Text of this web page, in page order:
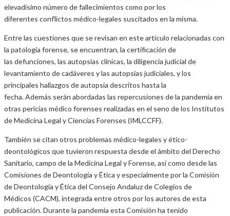
elevadísimo número de fallecimientos como por los
diferentes conflictos médico-legales suscitados en la misma.
Entre las cuestiones que se revisan en este artículo relacionadas con
la patología forense, se encuentran, la certificación de
las defunciones, las autopsias clínicas, la diligencia judicial de
levantamiento de cadáveres y las autopsias judiciales, y los
principales hallazgos de autopsia descritos hasta la
fecha. Además serán abordadas las repercusiones de la pandemia en
otras pericias médico forenses realizadas en el seno de los Institutos
de Medicina Legal y Ciencias Forenses (IMLCCFF).
También se citan otros problemas médico-legales y ético-
deontológicos que tuvieron respuesta desde el ámbito del Derecho
Sanitario, campo de la Medicina Legal y Forense, así como desde las
Comisiones de Deontología y Ética y especialmente por la Comisión
de Deontología y Ética del Consejo Andaluz de Colegios de
Médicos (CACM), integrada entre otros por los autores de esta
publicación. Durante la pandemia esta Comisión ha tenido